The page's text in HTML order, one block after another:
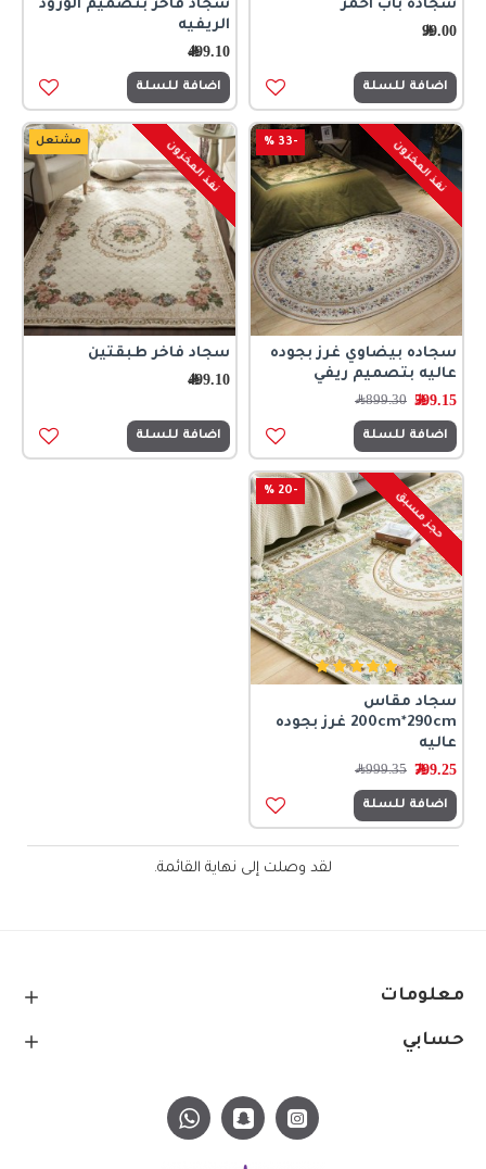
سجادة باب احمر
99.00﷼
اضافة للسلة
سجاد فاخر بتصميم الورود
الريفيه
499.10﷼
اضافة للسلة
-33 % نفذ المخزون
سجاده بيضاوي غرز بجوده
عاليه بتصميم ريفي
599.15﷼ 899.30﷼
اضافة للسلة
مشتعل نفذ المخزون
سجاد فاخر طبقتين
499.10﷼
اضافة للسلة
-20 % حجز مسبق
سجاد مقاس
200cm*290cm غرز بجوده
عاليه
799.25﷼ 999.35﷼
اضافة للسلة
لقد وصلت إلى نهاية القائمة.
معلومات
حسابي